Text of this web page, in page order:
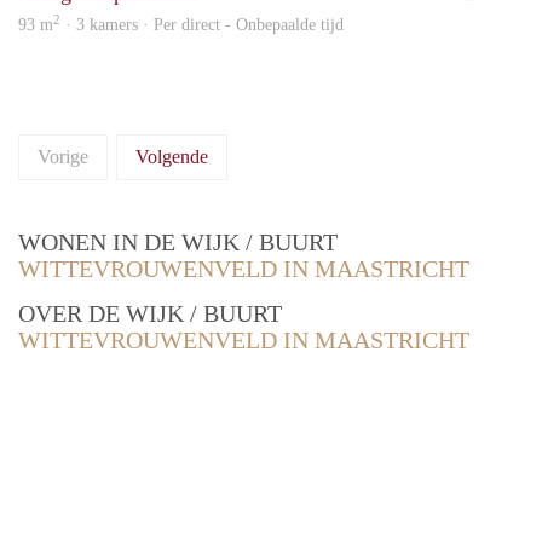
93 m2 · 3 kamers · Per direct - Onbepaalde tijd
Vorige Volgende
WONEN IN DE WIJK / BUURT
WITTEVROUWENVELD IN MAASTRICHT
OVER DE WIJK / BUURT
WITTEVROUWENVELD IN MAASTRICHT